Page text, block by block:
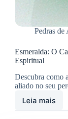
Pedras de
Esmeralda: O
Espiritual
Descubra como
aliado no seu
Leia mais
O